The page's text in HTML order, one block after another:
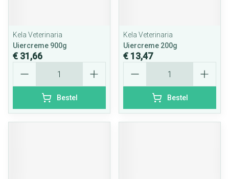
Kela Veterinaria
Uiercreme 900g
€ 31,66
Bestel
Kela Veterinaria
Uiercreme 200g
€ 13,47
Bestel